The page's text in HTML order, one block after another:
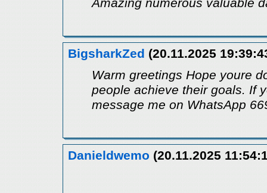
BigsharkZed (20.11.2025
Warm greetings Hope youre
people achieve their goals. If
message me on WhatsApp
Danieldwemo (20.11.2025